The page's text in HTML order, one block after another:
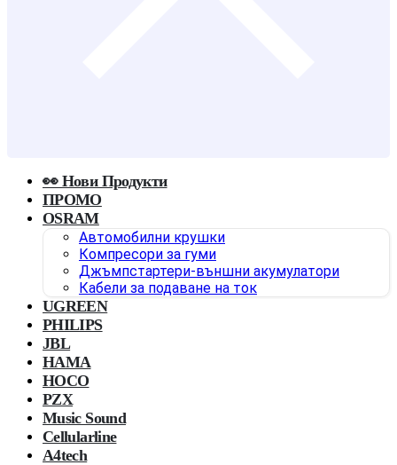
👀 Нови Продукти
ПРОМО
OSRAM
Автомобилни крушки
Компресори за гуми
Джъмпстартери-външни акумулатори
Кабели за подаване на ток
UGREEN
PHILIPS
JBL
HAMA
HOCO
PZX
Music Sound
Cellularline
A4tech